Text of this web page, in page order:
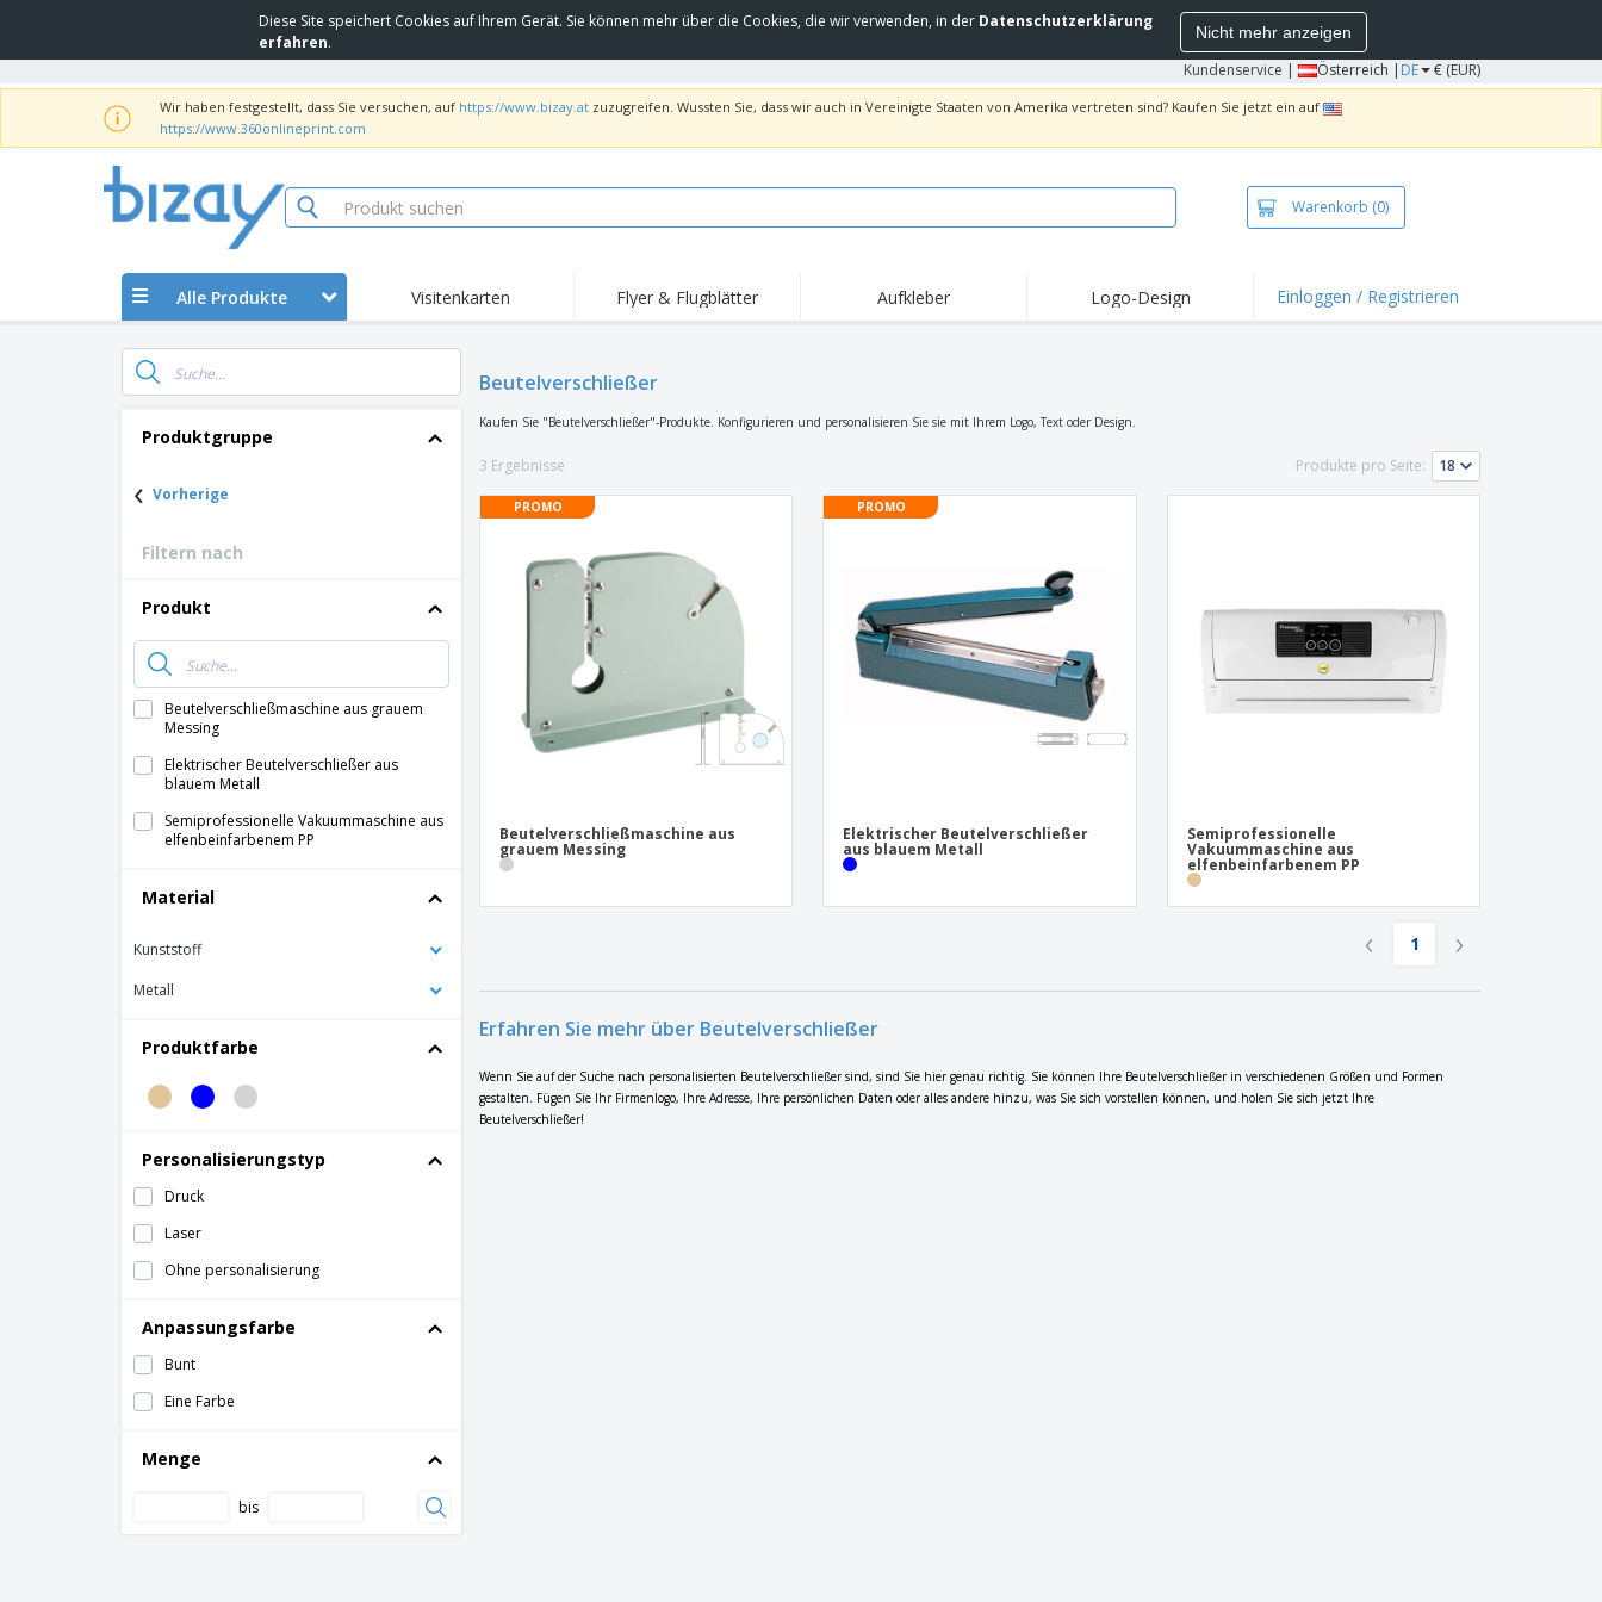
Diese Site speichert Cookies auf Ihrem Gerät. Sie können mehr über die Cookies, die wir verwenden, in der Datenschutzerklärung
erfahren. Nicht mehr anzeigen
Kundenservice | Österreich | DE € (EUR)
Wir haben festgestellt, dass Sie versuchen, auf https://www.bizay.at zuzugreifen. Wussten Sie, dass wir auch in Vereinigte Staaten von Amerika vertreten sind? Kaufen Sie jetzt ein auf
https://www.360onlineprint.com
Warenkorb (0)
Alle Produkte Visitenkarten Flyer & Flugblätter Aufkleber Logo-Design Einloggen / Registrieren
Produktgruppe
‹ Vorherige
Filtern nach
Produkt
Beutelverschließmaschine aus grauem
Messing
Elektrischer Beutelverschließer aus
blauem Metall
Semiprofessionelle Vakuummaschine aus
elfenbeinfarbenem PP
Material
Kunststoff
Metall
Produktfarbe
Personalisierungstyp
Druck
Laser
Ohne personalisierung
Anpassungsfarbe
Bunt
Eine Farbe
Menge
bis
Beutelverschließer
Kaufen Sie "Beutelverschließer"-Produkte. Konfigurieren und personalisieren Sie sie mit Ihrem Logo, Text oder Design.
3 Ergebnisse Produkte pro Seite:
PROMO
Beutelverschließmaschine aus
grauem Messing
PROMO
Elektrischer Beutelverschließer
aus blauem Metall
Semiprofessionelle
Vakuummaschine aus
elfenbeinfarbenem PP
‹ 1 ›
Erfahren Sie mehr über Beutelverschließer
Wenn Sie auf der Suche nach personalisierten Beutelverschließer sind, sind Sie hier genau richtig. Sie können Ihre Beutelverschließer in verschiedenen Größen und Formen
gestalten. Fügen Sie Ihr Firmenlogo, Ihre Adresse, Ihre persönlichen Daten oder alles andere hinzu, was Sie sich vorstellen können, und holen Sie sich jetzt Ihre
Beutelverschließer!